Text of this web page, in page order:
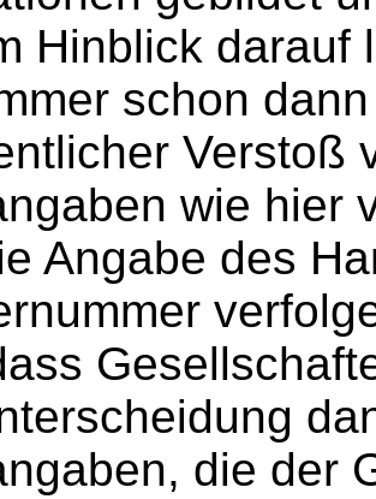
Hinblick darauf
schon
Verstoß
wie hier
Angabe des
die der